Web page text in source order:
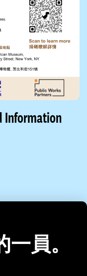
Information
員。